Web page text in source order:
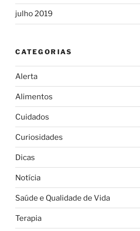
julho 2019
CATEGORIAS
Alerta
Alimentos
Cuidados
Curiosidades
Dicas
Notícia
Saúde e Qualidade de Vida
Terapia